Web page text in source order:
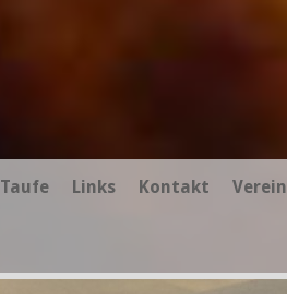
Taufe Links Kontakt Verein